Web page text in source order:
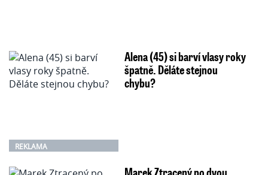
REKLAMA
Alena (45) si barví vlasy roky
špatně. Děláte stejnou
chybu?